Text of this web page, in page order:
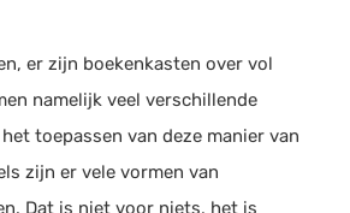
er zijn boekenkasten over vol
namelijk veel verschillende
toepassen van deze manier van
zijn er vele vormen van
Dat is niet voor niets, het is